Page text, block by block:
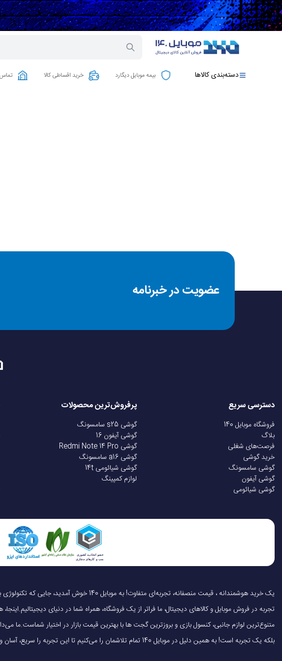
دسته‌بندی کالاها بیمه موبایل دیگارد خرید اقساطی کالا تماس
عضویت در خبرنامه
دسترسی سریع
فروشگاه موبایل 140
بلاگ
فرصت‌های شغلی
خرید گوشی
گوشی سامسونگ
گوشی آیفون
گوشی شیائومی
پرفروش‌ترین محصولات
گوشی s25 سامسونگ
گوشی آیفون 16
گوشی Redmi Note 14 Pro
گوشی a16 سامسونگ
گوشی شیائومی 14t
لوازم کمپینگ
تجربه در فروش موبایل و کالاهای دیجیتال، ما فراتر از یک فروشگاه، همراه شما در دنیای
متنوع‌ترین لوازم جانبی، کنسول بازی و بروزترین گجت ها با بهترین قیمت بازار در اختیار
بلکه یک تجربه است! به همین دلیل در موبایل 140 تمام تلاشمان را می‌کنیم تا این تجربه را سریع، آسان و کاملاً رضایت‌بخش کنیم.